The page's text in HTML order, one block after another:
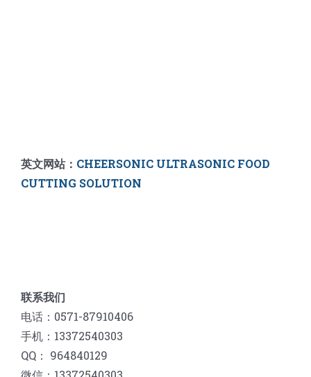
英文网站： CHEERSONIC ULTRASONIC FOOD
CUTTING SOLUTION
联系我们
电话：0571-87910406
手机：13372540303
QQ： 964840129